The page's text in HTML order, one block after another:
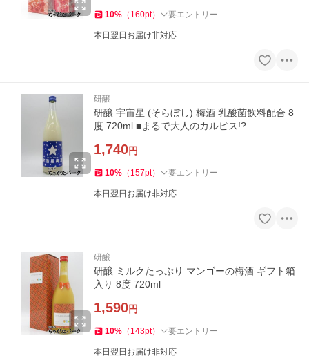
10% （ 160pt） 要エントリー
本日翌日お届け非対応
研醸
研醸 宇宙星 (そらぼし) 梅酒 乳酸菌飲料配合 8
度 720ml ■まるで大人のカルピス!?
1,740円
10% （ 157pt） 要エントリー
本日翌日お届け非対応
研醸
研醸 ミルクたっぷり マンゴーの梅酒 ギフト箱
入り 8度 720ml
1,590円
10% （ 143pt） 要エントリー
本日翌日お届け非対応